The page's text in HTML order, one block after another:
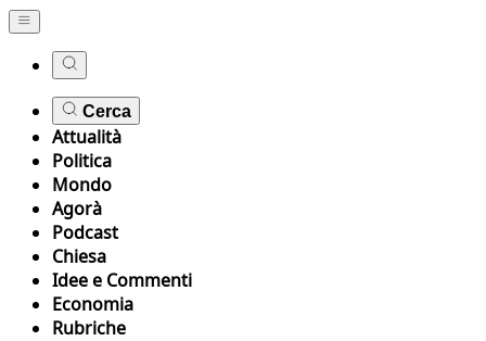
Cerca
Attualità
Politica
Mondo
Agorà
Podcast
Chiesa
Idee e Commenti
Economia
Rubriche